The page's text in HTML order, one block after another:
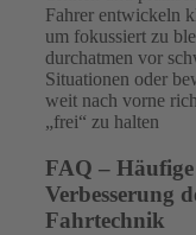
Fahrer entwickeln
um fokussiert zu
durchatmen vor
Situationen oder
weit nach vorne
„frei“ zu halten
FAQ –
Verbesserung
Fahrtechnik